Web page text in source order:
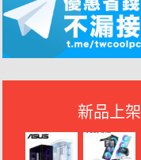
新品上架